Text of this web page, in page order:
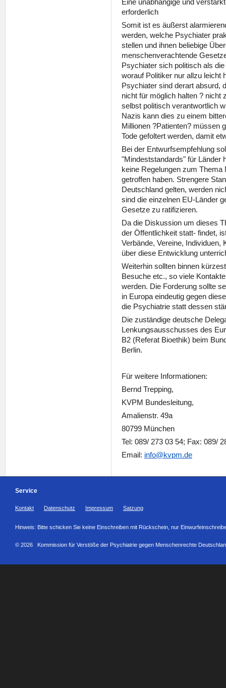
Eine unabhängige und
erforderlich
Somit ist es äußerst
werden, welche Psychiater
stellen und ihnen beliebige
menschenverachtende
Psychiater sich politisch als
worauf Politiker nur allzu leicht
Psychiater sind derart absurd,
nicht für möglich halten ? nicht
selbst politisch verantwortlich
Nazis kann dies zu einem
Millionen ?Patienten? müssen
Tode gefoltert werden, damit
Bei der Entwurfsempfehlung
"Mindeststandards" für Länder
keine Regelungen zum
getroffen haben. Strengere
Deutschland gelten, werden
sind die einzelnen EU-Länder
Gesetze zu ratifizieren.
Da die Diskussion um dieses
der Öffentlichkeit statt- findet,
Verbände, Vereine, Individuen,
über diese Entwicklung
Weiterhin sollten binnen
Besuche etc., so viele
werden. Die Forderung sollte
in Europa eindeutig gegen
die Psychiatrie statt dessen
Die zuständige deutsche
Lenkungsausschusses des
B2 (Referat Bioethik) beim
Berlin.
Für weitere Informationen:
Bernd Trepping,
KVPM Bundesleitung,
Amalienstr. 49a
80799 München
Tel: 089/ 273 03 54; Fax: 089/
Email: info@kvpm.de
Service
Kontakt Datenschutz Impressum Satzung
Hinweis: Bitte schicken Sie keine Einschreiben mit Rückschein, nur
© 2026 Kommission für Verstöße der Psychiatrie gegen Menschenrechte